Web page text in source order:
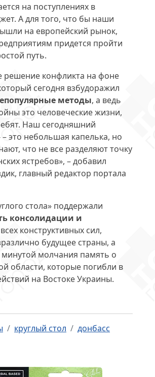
на поступлениях в
А для того, что бы наши
на европейский рынок,
придется пройти
путь.
конфликта на фоне
сегодня взбудоражил
методы, а ведь
это человеческие жизни,
Наш сегодняшний
– это небольшая капелька, но
что не все разделяют точку
ястребов», – добавил
главный редактор портала
стола» поддержали
консолидации и
всех конструктивных сил,
будущее страны, а
молчания память о
области, которые погибли в
на Востоке Украины.
круглый стол
донбасс